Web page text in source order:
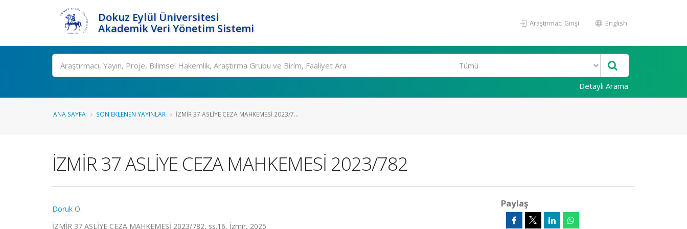
Dokuz Eylül Üniversitesi
Akademik Veri Yönetim Sistemi
Araştırmacı Girişi English
Ara
Detaylı Arama
ANA SAYFA SON EKLENEN YAYINLAR İZMİR 37 ASLİYE CEZA MAHKEMESİ 2023/7...
İZMİR 37 ASLİYE CEZA MAHKEMESİ 2023/782
Doruk O.
İZMİR 37 ASLİYE CEZA MAHKEMESİ 2023/782, ss.16, İzmir, 2025
Paylaş